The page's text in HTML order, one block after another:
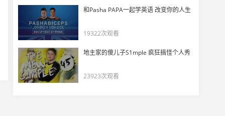
和Pasha PAPA一起学英语 改变你的人生
19322次观看
地主家的傻儿子S1mple 疯狂搞怪个人秀
23923次观看